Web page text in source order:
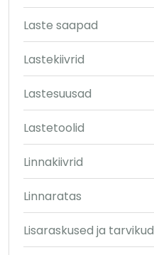
Laste saapad
Lastekiivrid
Lastesuusad
Lastetoolid
Linnakiivrid
Linnaratas
Lisaraskused ja tarvikud